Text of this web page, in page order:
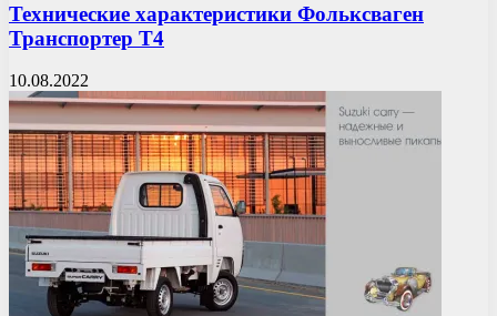
Технические характеристики Фольксваген
Транспортер Т4
10.08.2022